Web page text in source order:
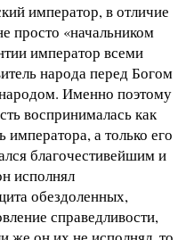
император, в отличие
просто «начальником
император всеми
народа перед Богом
Именно поэтому
воспринималась как
императора, а только его
благочестивейшим и
исполнял
обездоленных,
справедливости,